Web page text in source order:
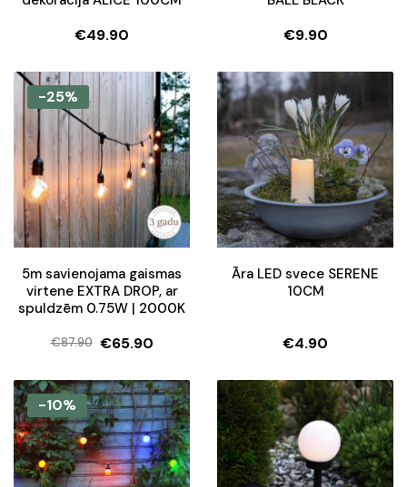
€49.90 €9.90
-25%
5m savienojama gaismas
virtene EXTRA DROP, ar
spuldzēm 0.75W | 2000K
€87.90
Original
price
was:
€87.90.
€65.90
Current
price
is:
€65.90.
Āra LED svece SERENE
10CM
€4.90
-10%